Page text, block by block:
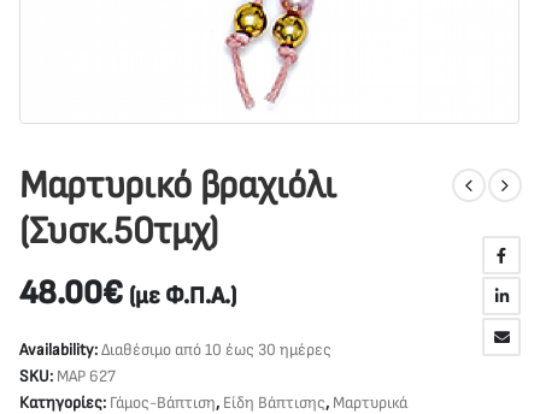
Μαρτυρικό βραχιόλι
(Συσκ.50τμχ)
48.00€ (με Φ.Π.Α.)
Availability:Διαθέσιμο από 10 έως 30 ημέρες
SKU: ΜΑΡ 627
Κατηγορίες: Γάμος-Βάπτιση, Είδη Βάπτισης, Μαρτυρικά